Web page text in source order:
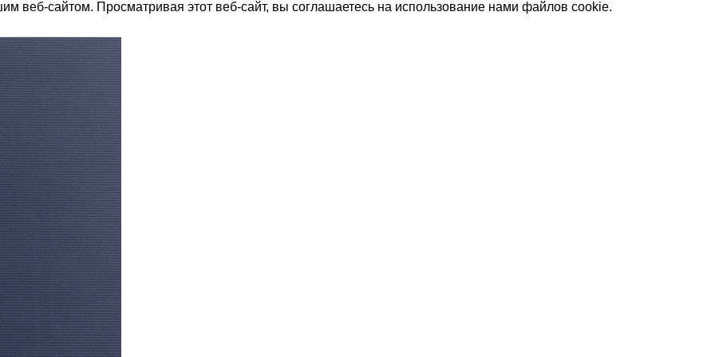
9,52
(БРУТТО)
32
МИН. РАБОЧАЯ ТЕМПЕРАТУРА
ВОЗДУХА ДЛЯ ВНЕШНЕГО
БЛОКА
-7
ПОДСВЕТКА ДИСПЛЕЯ
ТАЙМЕР НА ОТКЛЮЧЕНИЕ
Да
РАБОТАЕТ С МАРУСЕЙ
НЕИСПРАВНОСТИ
(БРУТТО)
веб-сайтом. Просматривая этот веб-сайт, вы соглашаетесь на использование нами файлов cookie.